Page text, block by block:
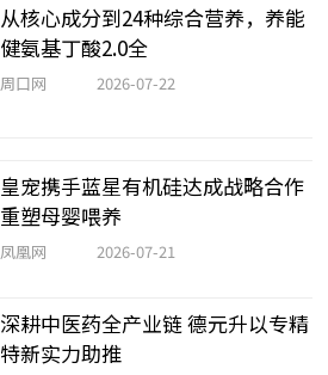
从核心成分到24种综合营养，养能
健氨基丁酸2.0全
周口网 2026-07-22
皇宠携手蓝星有机硅达成战略合作
重塑母婴喂养
凤凰网 2026-07-21
深耕中医药全产业链 德元升以专精
特新实力助推